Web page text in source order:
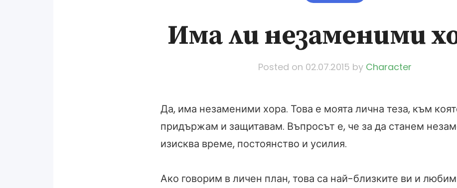
Има ли незаменими
Posted on 02.07.2015 by Character
Да, има незаменими хора. Това е моята лична теза, към
придържам и защитавам. Въпросът е, че за да станем
изисква време, постоянство и усилия.
Ако говорим в личен план, това са най-близките ви и